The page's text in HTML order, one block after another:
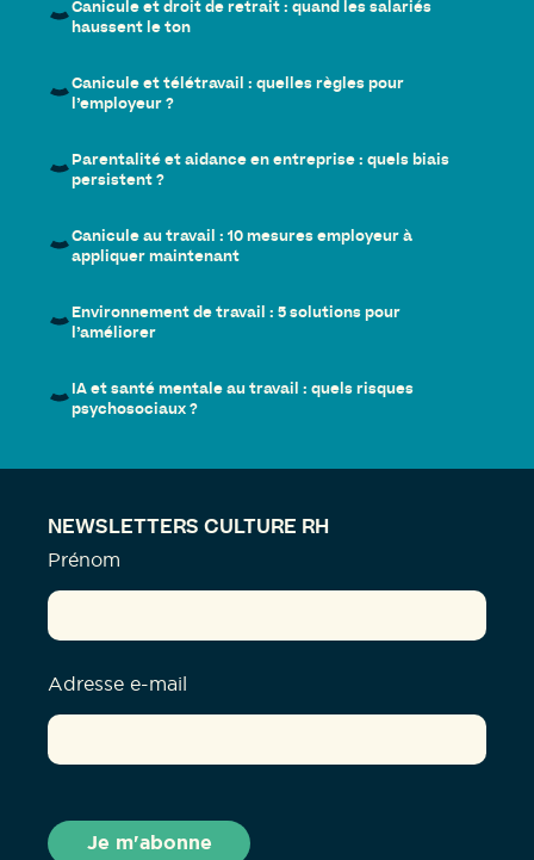
Canicule et droit de retrait : quand les salariés
haussent le ton
Canicule et télétravail : quelles règles pour
l’employeur ?
Parentalité et aidance en entreprise : quels biais
persistent ?
Canicule au travail : 10 mesures employeur à
appliquer maintenant
Environnement de travail : 5 solutions pour
l’améliorer
IA et santé mentale au travail : quels risques
psychosociaux ?
NEWSLETTERS CULTURE RH
Prénom
Adresse e-mail